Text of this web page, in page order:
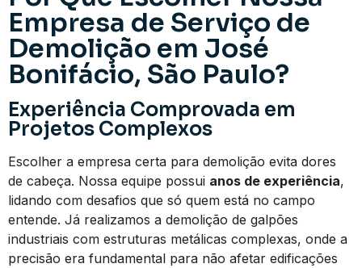
Empresa de Serviço de
Demolição em José
Bonifácio, São Paulo?
Experiência Comprovada em
Projetos Complexos
Escolher a empresa certa para demolição evita dores
de cabeça. Nossa equipe possui anos de experiência,
lidando com desafios que só quem está no campo
entende. Já realizamos a demolição de galpões
industriais com estruturas metálicas complexas, onde a
precisão era fundamental para não afetar edificações